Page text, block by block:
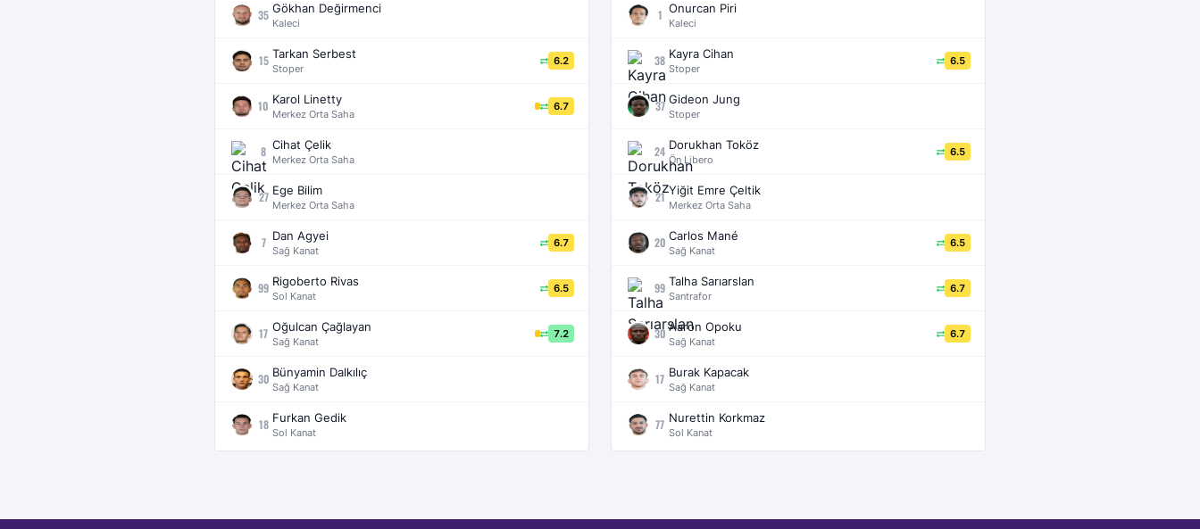
35 Gökhan Değirmenci
Kaleci
15 Tarkan Serbest
Stoper
6.2
10 Karol Linetty
Merkez Orta Saha
6.7
8 Cihat Çelik
Merkez Orta Saha
27 Ege Bilim
Merkez Orta Saha
7 Dan Agyei
Sağ Kanat
6.7
99 Rigoberto Rivas
Sol Kanat
6.5
17 Oğulcan Çağlayan
Sağ Kanat
7.2
30 Bünyamin Dalkılıç
Sağ Kanat
18 Furkan Gedik
Sol Kanat
1 Onurcan Piri
Kaleci
38 Kayra Cihan
Stoper
6.5
37 Gideon Jung
Stoper
24 Dorukhan Toköz
Ön Libero
6.5
21 Yiğit Emre Çeltik
Merkez Orta Saha
20 Carlos Mané
Sağ Kanat
6.5
99 Talha Sarıarslan
Santrafor
6.7
30 Aaron Opoku
Sağ Kanat
6.7
17 Burak Kapacak
Sağ Kanat
77 Nurettin Korkmaz
Sol Kanat